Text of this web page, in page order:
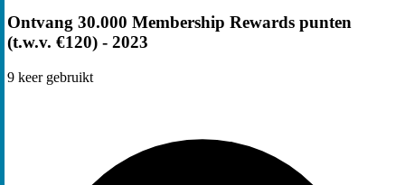
Ontvang 30.000 Membership Rewards punten
(t.w.v. €120) - 2023
9 keer gebruikt